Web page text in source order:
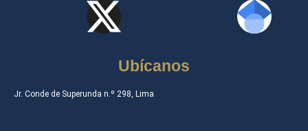
Ubícanos
Jr. Conde de Superunda n.º 298, Lima